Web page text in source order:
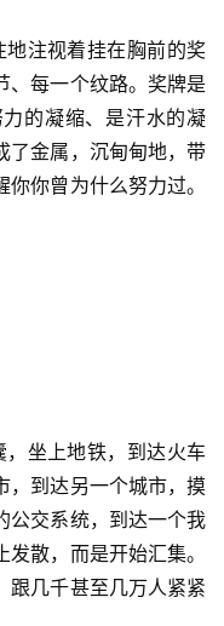
、每一个纹路。奖牌是
的凝缩、是汗水的凝
了金属，沉甸甸地，带
你曾为什么努力过。
，到达另一个城市，摸
公交系统，到达一个我
散，而是开始汇集。
跟几千甚至几万人紧紧